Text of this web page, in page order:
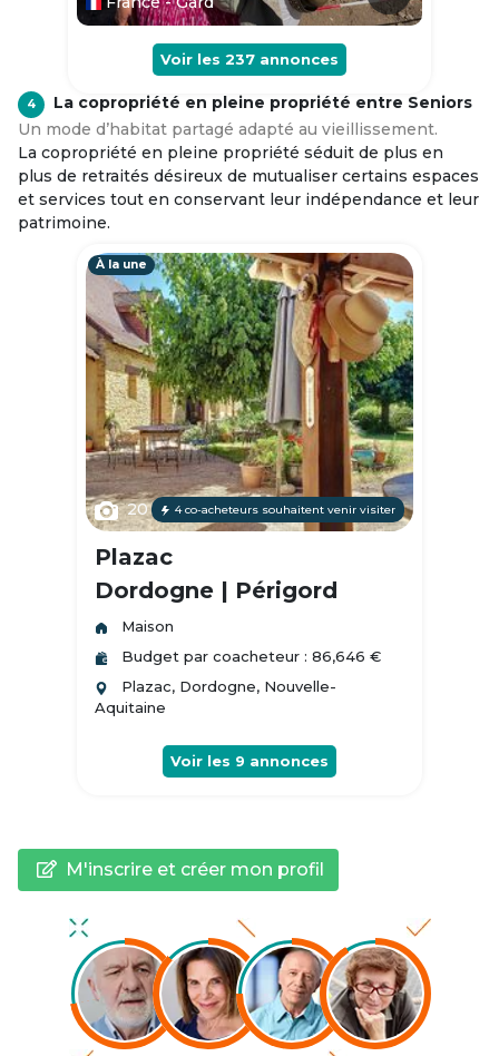
Voir les 237 annonces
4
La copropriété en pleine propriété entre Seniors
Un mode d’habitat partagé adapté au vieillissement.
La copropriété en pleine propriété séduit de plus en
plus de retraités désireux de mutualiser certains espaces
et services tout en conservant leur indépendance et leur
patrimoine.
À la une
20 4 co-acheteurs souhaitent venir visiter
Plazac
Dordogne | Périgord
Maison
Budget par coacheteur : 86,646 €
Plazac, Dordogne, Nouvelle-
Aquitaine
Voir les 9 annonces
M'inscrire et créer mon profil